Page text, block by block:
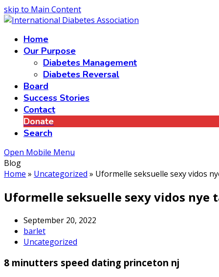
skip to Main Content
Home
Our Purpose
Diabetes Management
Diabetes Reversal
Board
Success Stories
Contact
Donate
Search
Open Mobile Menu
Blog
Home » Uncategorized » Uformelle seksuelle sexy vidos
Uformelle seksuelle sexy vidos
September 20, 2022
barlet
Uncategorized
8 minutters speed dating princeton nj